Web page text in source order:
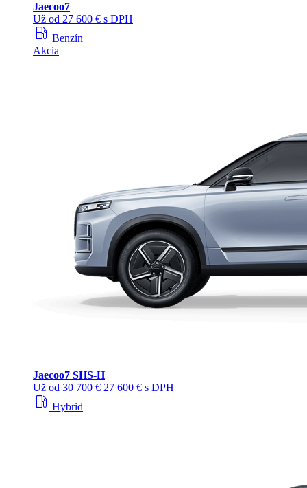
Jaecoo7
Už od 27 600 € s DPH
local_gas_station Benzín
Akcia
Jaecoo7 SHS-H
Už od 30 700 € 27 600 € s DPH
local_gas_station Hybrid